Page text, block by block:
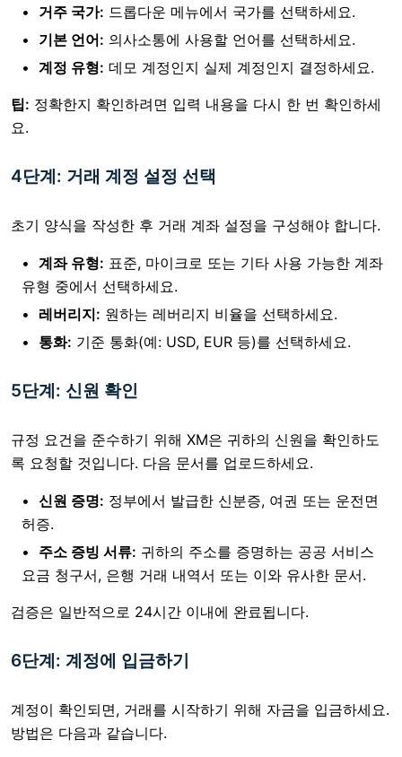
거주 국가: 드롭다운 메뉴에서 국가를 선택하세요.
기본 언어: 의사소통에 사용할 언어를 선택하세요.
계정 유형: 데모 계정인지 실제 계정인지 결정하세요.
팁: 정확한지 확인하려면 입력 내용을 다시 한 번 확인하세
요.
4단계: 거래 계정 설정 선택
초기 양식을 작성한 후 거래 계좌 설정을 구성해야 합니다.
계좌 유형: 표준, 마이크로 또는 기타 사용 가능한 계좌
유형 중에서 선택하세요.
레버리지: 원하는 레버리지 비율을 선택하세요.
통화: 기준 통화(예: USD, EUR 등)를 선택하세요.
5단계: 신원 확인
규정 요건을 준수하기 위해 XM은 귀하의 신원을 확인하도
록 요청할 것입니다. 다음 문서를 업로드하세요.
신원 증명: 정부에서 발급한 신분증, 여권 또는 운전면
허증.
주소 증빙 서류: 귀하의 주소를 증명하는 공공 서비스
요금 청구서, 은행 거래 내역서 또는 이와 유사한 문서.
검증은 일반적으로 24시간 이내에 완료됩니다.
6단계: 계정에 입금하기
계정이 확인되면, 거래를 시작하기 위해 자금을 입금하세요.
방법은 다음과 같습니다.